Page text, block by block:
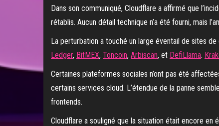
Dans son communiqué, Cloudflare a affirmé que
rétablis. Aucun détail technique n’a été fourni, mais
La perturbation a touché un large éventail de sites
Ledger, BitMEX, Toncoin, Arbiscan, et DefiLlama.
Certaines plateformes sociales n’ont pas été
certains services cloud. L’étendue de la panne
frontends.
Cloudflare a souligné que la situation était encore en